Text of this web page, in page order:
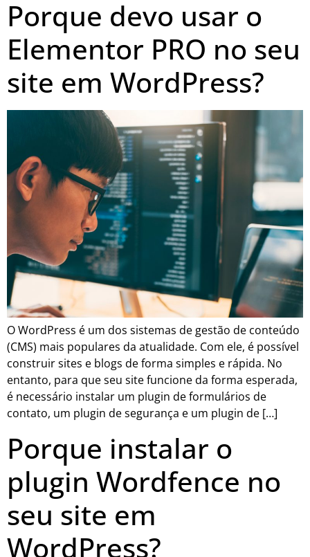
Porque devo usar o
Elementor PRO no seu
site em WordPress?
O WordPress é um dos sistemas de gestão de conteúdo
(CMS) mais populares da atualidade. Com ele, é possível
construir sites e blogs de forma simples e rápida. No
entanto, para que seu site funcione da forma esperada,
é necessário instalar um plugin de formulários de
contato, um plugin de segurança e um plugin de […]
Porque instalar o
plugin Wordfence no
seu site em
WordPress?